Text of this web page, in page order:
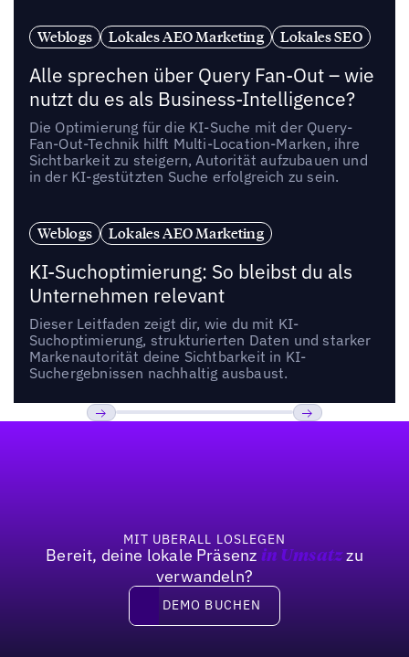
Weblogs Lokales AEO Marketing Lokales SEO
Alle sprechen über Query Fan-Out – wie
nutzt du es als Business-Intelligence?
Die Optimierung für die KI-Suche mit der Query-
Fan-Out-Technik hilft Multi-Location-Marken, ihre
Sichtbarkeit zu steigern, Autorität aufzubauen und
in der KI-gestützten Suche erfolgreich zu sein.
Weblogs Lokales AEO Marketing
KI-Suchoptimierung: So bleibst du als
Unternehmen relevant
Dieser Leitfaden zeigt dir, wie du mit KI-
Suchoptimierung, strukturierten Daten und starker
Markenautorität deine Sichtbarkeit in KI-
Suchergebnissen nachhaltig ausbaust.
MIT UBERALL LOSLEGEN
Bereit, deine lokale Präsenz in Umsatzzu
verwandeln?
DEMO BUCHEN
DEMO BUCHEN